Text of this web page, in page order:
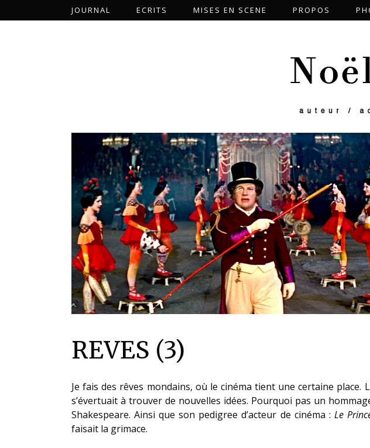
JOURNAL ECRITS MISES EN SCENE PROPOS
REVES (3)
Je fais des rêves mondains, où le cinéma tient une certaine
s’évertuait à trouver de nouvelles idées. Pourquoi pas un
Shakespeare. Ainsi que son pedigree d’acteur de cinéma : Le
faisait la grimace.